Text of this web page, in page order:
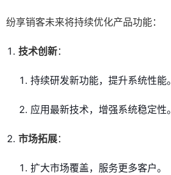
纷享销客未来将持续优化产品功能：
技术创新：
持续研发新功能，提升系统性能。
应用最新技术，增强系统稳定性。
市场拓展：
扩大市场覆盖，服务更多客户。